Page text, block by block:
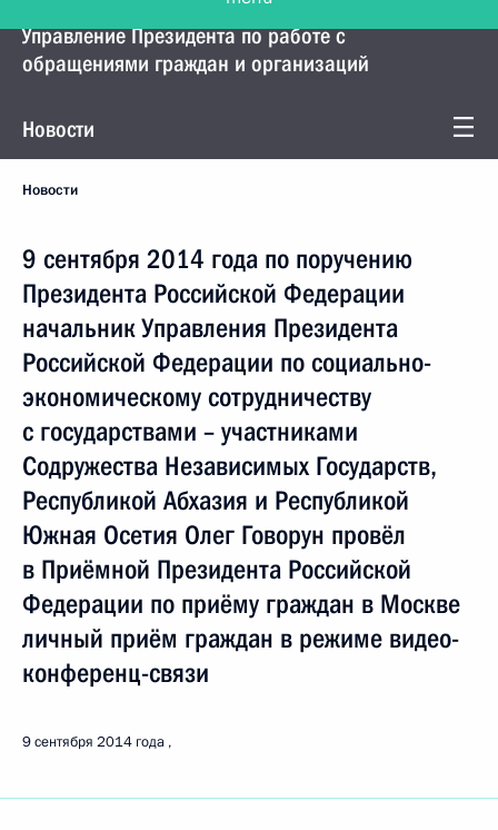
Управление Президента по работе с
обращениями граждан и организаций
Новости
Новости
9 сентября 2014 года по поручению
Президента Российской Федерации
начальник Управления Президента
Российской Федерации по социально-
экономическому сотрудничеству
с государствами – участниками
Содружества Независимых Государств,
Республикой Абхазия и Республикой
Южная Осетия Олег Говорун провёл
в Приёмной Президента Российской
Федерации по приёму граждан в Москве
личный приём граждан в режиме видео-
конференц-связи
9 сентября 2014 года